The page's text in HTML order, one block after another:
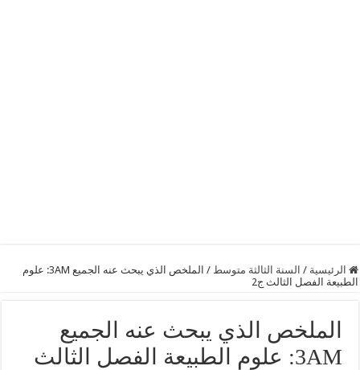
الرئيسية / السنة الثالثة متوسط /
الملخص الذي يبحث عنه الجميع 3AM: علوم
الطبيعة الفصل الثالث ج2
الملخص الذي يبحث عنه الجميع
3AM: علوم الطبيعة الفصل الثالث